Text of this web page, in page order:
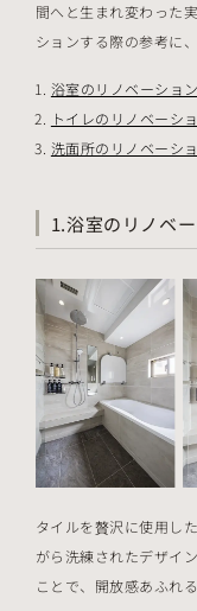
間へと生まれ変わった
ションする際の参考に
浴室のリノベーショ
トイレのリノベーシ
洗面所のリノベーシ
1.浴室のリノベ
タイルを贅沢に使用し
がら洗練されたデザイ
ことで、開放感あふれ